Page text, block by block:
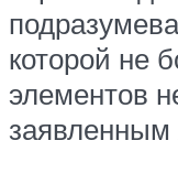
которой не
элементов
заявленным